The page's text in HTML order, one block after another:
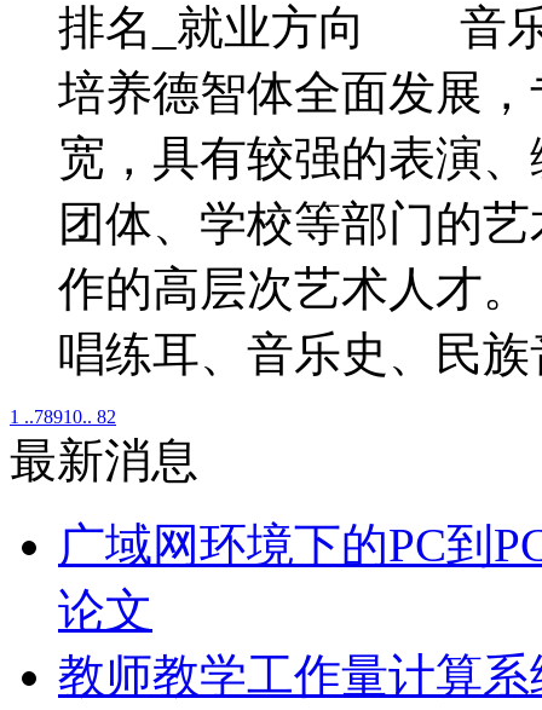
排名_就业方向 音
培养德智体全面发展
宽，具有较强的表演
团体、学校等部门的
作的高层次艺术人才
唱练耳、音乐史、民
1 ..78910.. 82
最新消息
广域网环境下的PC到
论文
教师教学工作量计算